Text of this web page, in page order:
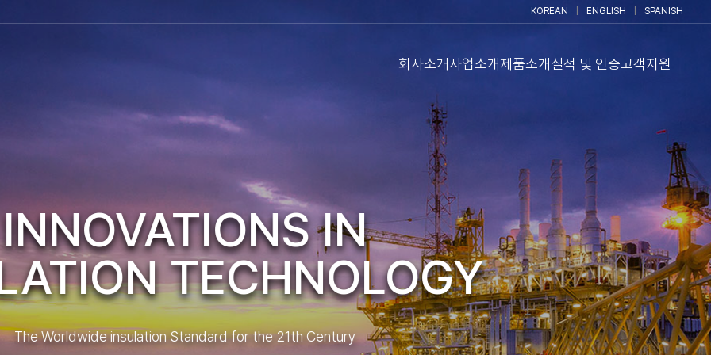
KOREAN ENGLISH SPANISH
회사소개사업소개제품소개실적 및 인증고객지원
IN
TECHNOLOGY
The Worldwide insulation Standard for the 21th Century